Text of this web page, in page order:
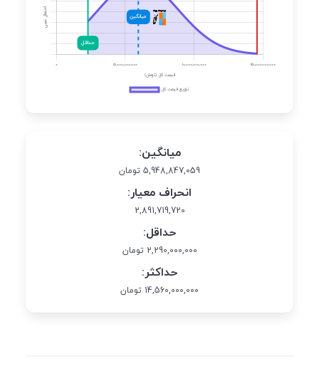
میانگین:
5,948,847,059 تومان
انحراف معیار:
2,891,719,720
حداقل:
2,290,000,000 تومان
حداکثر:
14,560,000,000 تومان